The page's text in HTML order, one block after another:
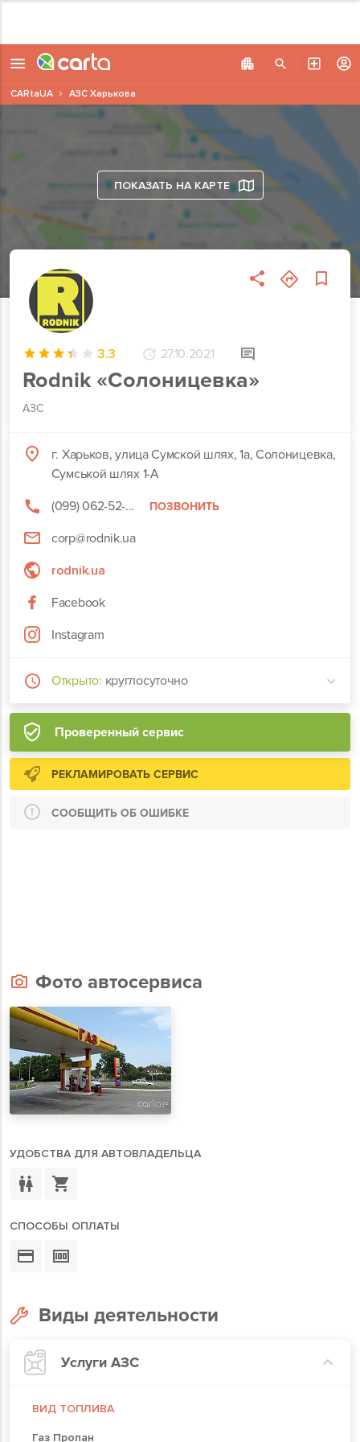
ПОКАЗАТЬ НА КАРТЕ
3.3 27.10.2021
Rodnik «Солоницевка»
АЗС
Проверенный сервис
г. Харьков, улица Сумской шлях, 1а, Солоницевка,
Сумськой шлях 1-А
(099) 062-52-...
ПОЗВОНИТЬ
corp@rodnik.ua
rodnik.ua
Facebook
Instagram
Открыто: круглосуточно
РЕКЛАМИРОВАТЬ СЕРВИС
СООБЩИТЬ ОБ ОШИБКЕ
CARtaUA АЗС Харькова
Фото автосервиса
УДОБСТВА ДЛЯ АВТОВЛАДЕЛЬЦА
СПОСОБЫ ОПЛАТЫ
Виды деятельности
Услуги АЗС
ВИД ТОПЛИВА
Газ Пропан